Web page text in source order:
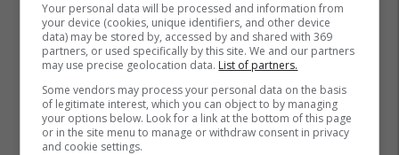
Your personal data will be processed and information from
your device (cookies, unique identifiers, and other device
data) may be stored by, accessed by and shared with 369
partners, or used specifically by this site. We and our partners
may use precise geolocation data. List of partners.
Some vendors may process your personal data on the basis
of legitimate interest, which you can object to by managing
your options below. Look for a link at the bottom of this page
or in the site menu to manage or withdraw consent in privacy
and cookie settings.